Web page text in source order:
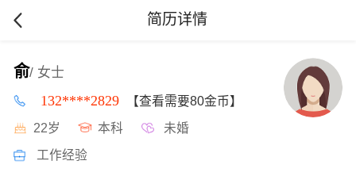
简历详情
俞/ 女士
132****2829 【查看需要80金币】
22岁 本科 未婚
工作经验